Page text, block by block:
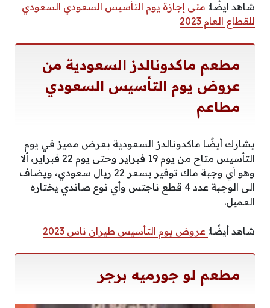
شاهد ايضًا: متى إجازة يوم التأسيس السعودي السعودي
للقطاع العام 2023
مطعم ماكدونالدز السعودية من
عروض يوم التأسيس السعودي
مطاعم
يشارك أيضًا ماكدونالدز السعودية بعرض مميز في يوم
التأسيس متاح من يوم 19 فبراير وحتى يوم 22 فبراير، ألا
وهو أي وجبة ماك توفير بسعر 22 ريال سعودي، ويضاف
الى الوجبة عدد 4 قطع ناجتس وأي نوع صاندي يختاره
العميل.
شاهد أيضًا: عروض يوم التأسيس طيران ناس 2023
مطعم لو جورميه برجر